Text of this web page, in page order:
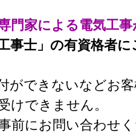
門家による電気工
事士」の有資格者
ができないなどお
けできません。
前にお問い合わせ